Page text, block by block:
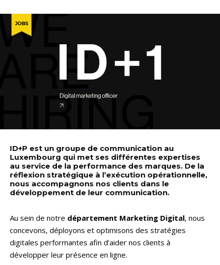
ID+P est un groupe de communication au
Luxembourg qui met ses différentes expertises
au service de la performance des marques. De la
réflexion stratégique à l’exécution opérationnelle,
nous accompagnons nos clients dans le
développement de leur communication.
Au sein de notre département Marketing Digital, nous
concevons, déployons et optimisons des stratégies
digitales performantes afin d’aider nos clients à
développer leur présence en ligne.